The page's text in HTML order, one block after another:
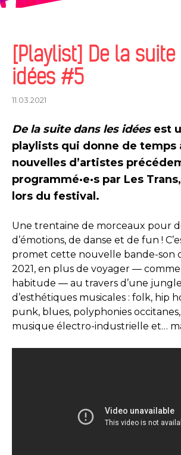
[Playlist] De la
idées #5
11.03.2021
De la suite dans les idéesest
playlists qui donne de temps
nouvelles d’artistes
programmé·e·s par Les
lors du festival.
Une trentaine de morceaux pour
d’émotions, de danse et de fun !
promet cette nouvelle bande-son
2021, en plus de voyager —
habitude — au travers d’une
d’esthétiques musicales : folk, hip
punk, blues, polyphonies
musique électro-industrielle et…